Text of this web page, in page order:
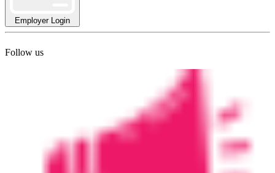
Employer Login
Follow us